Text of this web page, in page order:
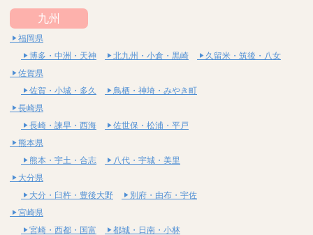
九州
福岡県
博多・中洲・天神
北九州・小倉・黒崎
久留米・筑後・八女
佐賀県
佐賀・小城・多久
鳥栖・神埼・みやき町
長崎県
長崎・諫早・西海
佐世保・松浦・平戸
熊本県
熊本・宇土・合志
八代・宇城・美里
大分県
大分・臼杵・豊後大野
別府・由布・宇佐
宮崎県
宮崎・西都・国富
都城・日南・小林